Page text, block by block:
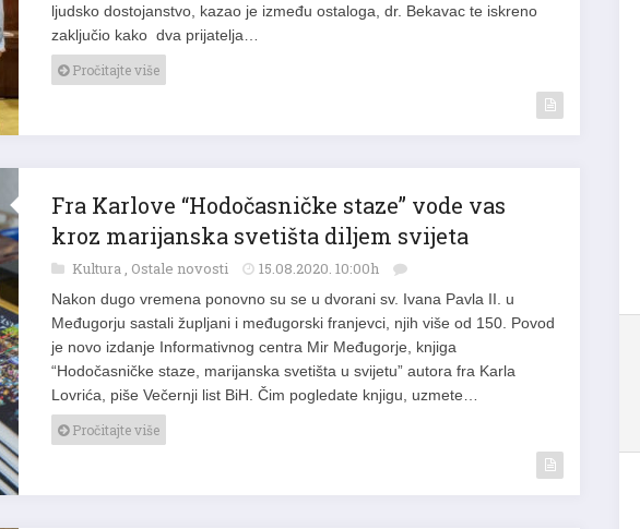
ljudsko dostojanstvo, kazao je između ostaloga, dr. Bekavac te iskreno
zaključio kako dva prijatelja…
Pročitajte više
Fra Karlove “Hodočasničke staze” vode vas
kroz marijanska svetišta diljem svijeta
Kultura , Ostale novosti 15.08.2020. 10:00h
Nakon dugo vremena ponovno su se u dvorani sv. Ivana Pavla II. u
Međugorju sastali župljani i međugorski franjevci, njih više od 150. Povod
je novo izdanje Informativnog centra Mir Međugorje, knjiga
“Hodočasničke staze, marijanska svetišta u svijetu” autora fra Karla
Lovrića, piše Večernji list BiH. Čim pogledate knjigu, uzmete…
Pročitajte više